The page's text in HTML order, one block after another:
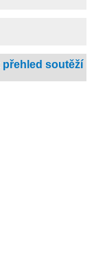
přehled soutěží